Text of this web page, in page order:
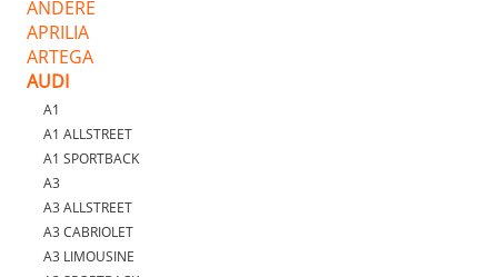
ANDERE
APRILIA
ARTEGA
AUDI
A1
A1 ALLSTREET
A1 SPORTBACK
A3
A3 ALLSTREET
A3 CABRIOLET
A3 LIMOUSINE